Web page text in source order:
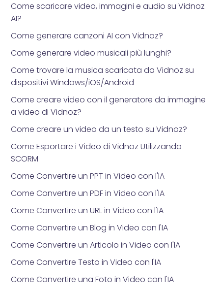
Come scaricare video, immagini e audio su Vidnoz
AI?
Come generare canzoni AI con Vidnoz?
Come generare video musicali più lunghi?
Come trovare la musica scaricata da Vidnoz su
dispositivi Windows/iOS/Android
Come creare video con il generatore da immagine
a video di Vidnoz?
Come creare un video da un testo su Vidnoz?
Come Esportare i Video di Vidnoz Utilizzando
SCORM
Come Convertire un PPT in Video con l'IA
Come Convertire un PDF in Video con l'IA
Come Convertire un URL in Video con l'IA
Come Convertire un Blog in Video con l'IA
Come Convertire un Articolo in Video con l'IA
Come Convertire Testo in Video con l'IA
Come Convertire una Foto in Video con l'IA